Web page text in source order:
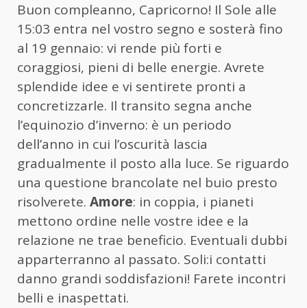
Buon compleanno, Capricorno! Il Sole alle
15:03 entra nel vostro segno e sosterà fino
al 19 gennaio: vi rende più forti e
coraggiosi, pieni di belle energie. Avrete
splendide idee e vi sentirete pronti a
concretizzarle. Il transito segna anche
l’equinozio d’inverno: è un periodo
dell’anno in cui l’oscurità lascia
gradualmente il posto alla luce. Se riguardo
una questione brancolate nel buio presto
risolverete. Amore: in coppia, i pianeti
mettono ordine nelle vostre idee e la
relazione ne trae beneficio. Eventuali dubbi
apparterranno al passato. Soli:i contatti
danno grandi soddisfazioni! Farete incontri
belli e inaspettati.